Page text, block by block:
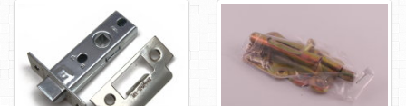
ДВЕРНАЯ ФУРНИТУРА
СКОБЯНЫЕ ИЗДЕЛИЯ
МЕБЕЛЬНАЯ ФУРНИТУРА
ИНСТРУМЕНТ